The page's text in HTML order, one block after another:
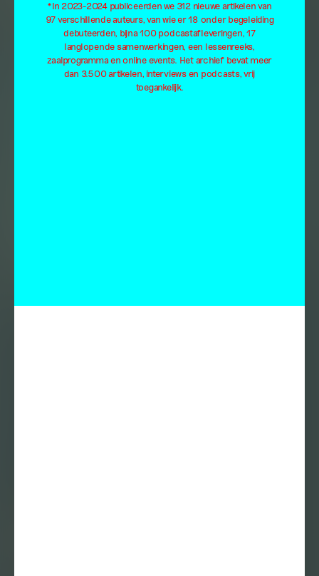
*In 2023-2024 publiceerden we 312 nieuwe artikelen van
97 verschillende auteurs, van wie er 18 onder begeleiding
debuteerden, bijna 100 podcastafleveringen, 17
langlopende samenwerkingen, een lessenreeks,
zaalprogramma en online events. Het archief bevat meer
dan 3.500 artikelen, interviews en podcasts, vrij
toegankelijk.